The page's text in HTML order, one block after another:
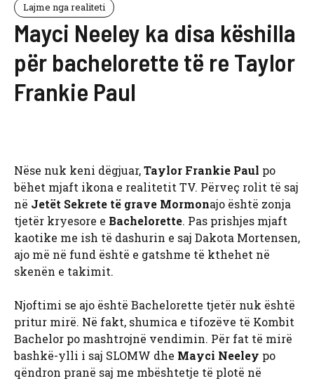
Lajme nga realiteti
Mayci Neeley ka disa këshilla
për bachelorette të re Taylor
Frankie Paul
Nëse nuk keni dëgjuar,Taylor Frankie Paul po
bëhet mjaft ikona e realitetit TV. Përveç rolit të saj
në Jetët Sekrete të grave Mormonajo është zonja
tjetër kryesore e Bachelorette. Pas prishjes mjaft
kaotike me ish të dashurin e saj Dakota Mortensen,
ajo më në fund është e gatshme të kthehet në
skenën e takimit.
Njoftimi se ajo është Bachelorette tjetër nuk është
pritur mirë. Në fakt, shumica e tifozëve të Kombit
Bachelor po mashtrojnë vendimin. Për fat të mirë
bashkë-ylli i saj SLOMW dhe Mayci Neeley po
qëndron pranë saj me mbështetje të plotë në